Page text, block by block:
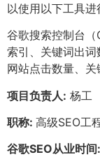
以使用以下工具进
谷歌搜索控制台
索引、关键词出词
网站点击数量、关
项目负责人: 杨工
职称: 高级SEO工
谷歌SEO从业时间: